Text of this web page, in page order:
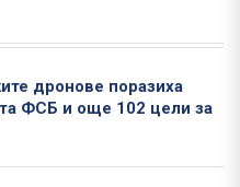
дронове поразиха
ФСБ и още 102 цели за